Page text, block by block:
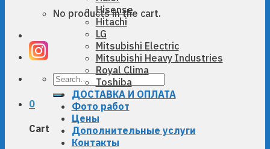
No products in the cart.
Search
0
Cart
Hisense
Hitachi
LG
Mitsubishi Electric
Mitsubishi Heavy Industries
Royal Clima
Toshiba
ДОСТАВКА И ОПЛАТА
Фото работ
Цены
Дополнительные услуги
Контакты